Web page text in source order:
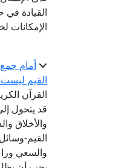
القيادة
الإمكانات
أمام
القيم ليست
القرآن
قد يتحول
والأخلاق
القيم-
والسعي